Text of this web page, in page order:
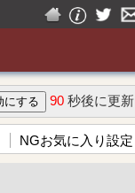
90 秒後に更新
NGお気に入り設定